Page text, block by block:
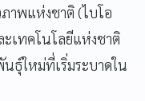
าพแห่งชาติ (ไบโอ
เทคโนโลยีแห่งชาติ
ธุ์ใหม่ที่เริ่มระบาดใน